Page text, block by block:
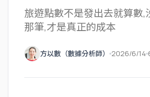
旅遊點數不是發出去就算數,
那筆,才是真正的成本
方以數（數據分析師） 2026/6/14